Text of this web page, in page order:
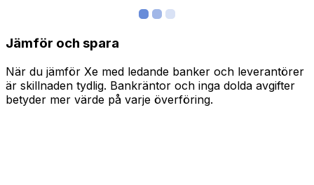
Jämför och spara
När du jämför Xe med ledande banker och leverantörer
är skillnaden tydlig. Bankräntor och inga dolda avgifter
betyder mer värde på varje överföring.